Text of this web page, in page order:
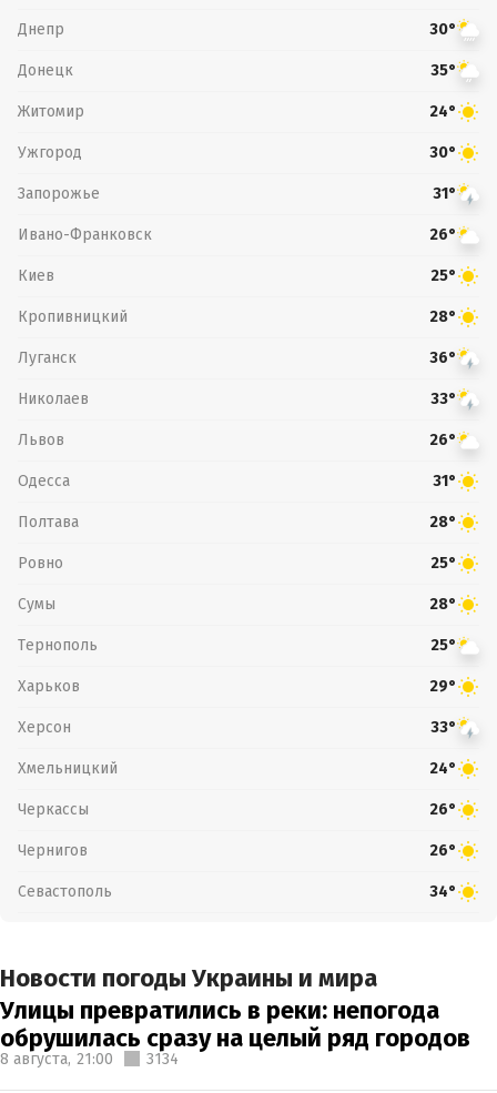
Днепр 30°
Донецк 35°
Житомир 24°
Ужгород 30°
Запорожье 31°
Ивано-Франковск 26°
Киев 25°
Кропивницкий 28°
Луганск 36°
Николаев 33°
Львов 26°
Одесса 31°
Полтава 28°
Ровно 25°
Сумы 28°
Тернополь 25°
Харьков 29°
Херсон 33°
Хмельницкий 24°
Черкассы 26°
Чернигов 26°
Севастополь 34°
Новости погоды Украины и мира
Улицы превратились в реки: непогода
обрушилась сразу на целый ряд городов
8 августа, 21:00 3134